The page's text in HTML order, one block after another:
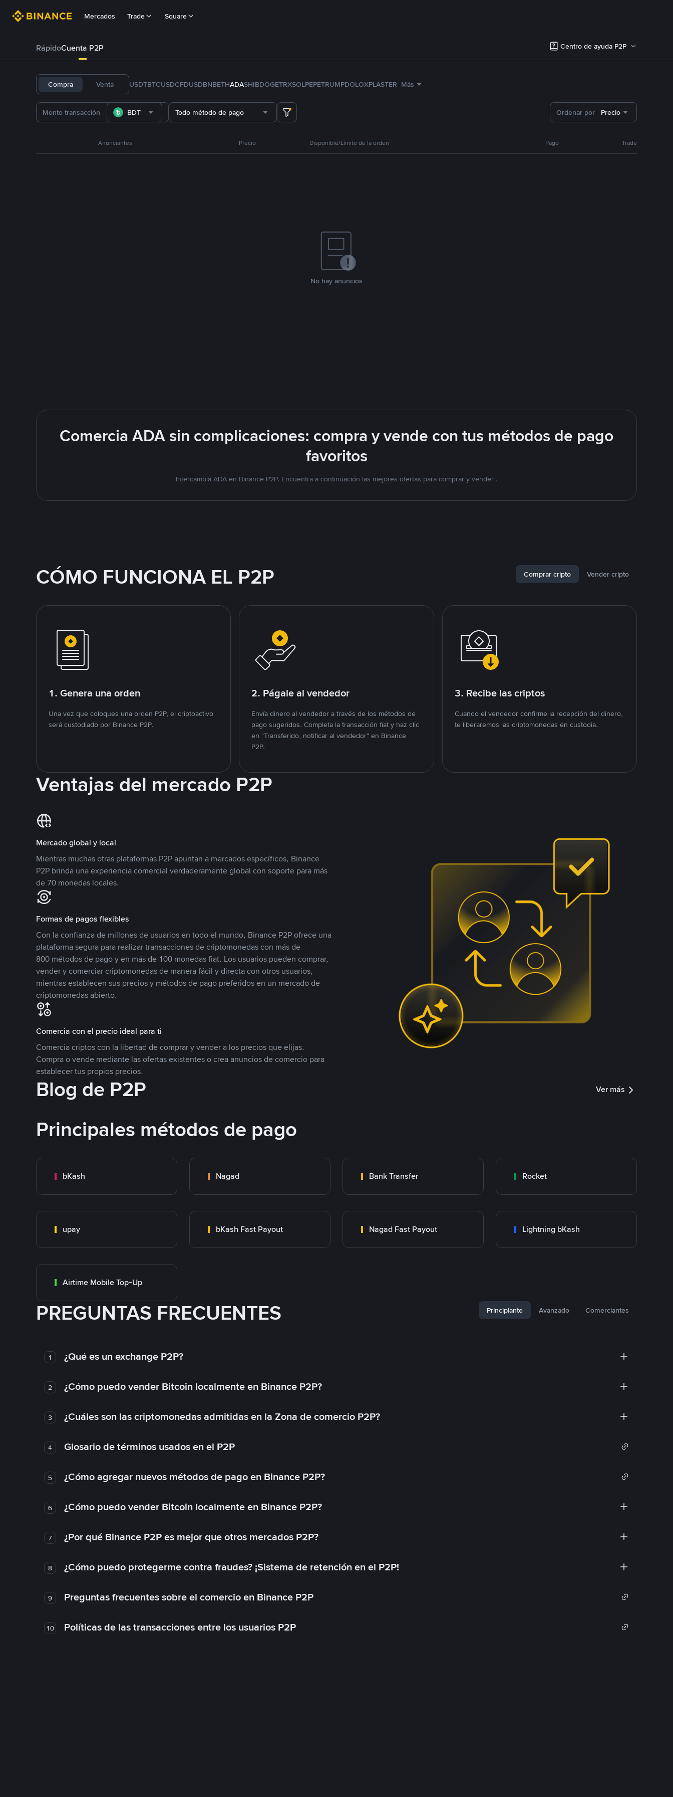
Mercados Trade Square
RápidoCuenta P2P Centro de ayuda P2P
Compra Venta USDTBTCUSDCFDUSDBNBETHADASHIBDOGETRXSOLPEPETRUMPDOLOXPLASTER Más
BDT Todo método de pago Ordenar por Precio
Anunciantes Precio Disponible/Límite de la orden Pago Trade
No hay anuncios
Comercia ADA sin complicaciones: compra y vende con tus métodos de pago
favoritos
Intercambia ADA en Binance P2P. Encuentra a continuación las mejores ofertas para comprar y vender .
CÓMO FUNCIONA EL P2P Comprar cripto Vender cripto
1. Genera una orden
Una vez que coloques una orden P2P, el criptoactivo
será custodiado por Binance P2P.
2. Págale al vendedor
Envía dinero al vendedor a través de los métodos de
pago sugeridos. Completa la transacción fiat y haz clic
en "Transferido, notificar al vendedor" en Binance
P2P.
3. Recibe las criptos
Cuando el vendedor confirme la recepción del dinero,
te liberaremos las criptomonedas en custodia.
Ventajas del mercado P2P
Mercado global y local
Mientras muchas otras plataformas P2P apuntan a mercados específicos, Binance
P2P brinda una experiencia comercial verdaderamente global con soporte para más
de 70 monedas locales.
Formas de pagos flexibles
Con la confianza de millones de usuarios en todo el mundo, Binance P2P ofrece una
plataforma segura para realizar transacciones de criptomonedas con más de
800 métodos de pago y en más de 100 monedas fiat. Los usuarios pueden comprar,
vender y comerciar criptomonedas de manera fácil y directa con otros usuarios,
mientras establecen sus precios y métodos de pago preferidos en un mercado de
criptomonedas abierto.
Comercia con el precio ideal para ti
Comercia criptos con la libertad de comprar y vender a los precios que elijas.
Compra o vende mediante las ofertas existentes o crea anuncios de comercio para
establecer tus propios precios.
Blog de P2P Ver más
Principales métodos de pago
bKash Nagad Bank Transfer Rocket
upay bKash Fast Payout Nagad Fast Payout Lightning bKash
Airtime Mobile Top-Up
PREGUNTAS FRECUENTES Principiante Avanzado Comerciantes
1 ¿Qué es un exchange P2P?
2 ¿Cómo puedo vender Bitcoin localmente en Binance P2P?
3 ¿Cuáles son las criptomonedas admitidas en la Zona de comercio P2P?
4 Glosario de términos usados en el P2P
5 ¿Cómo agregar nuevos métodos de pago en Binance P2P?
6 ¿Cómo puedo vender Bitcoin localmente en Binance P2P?
7 ¿Por qué Binance P2P es mejor que otros mercados P2P?
8 ¿Cómo puedo protegerme contra fraudes? ¡Sistema de retención en el P2P!
9 Preguntas frecuentes sobre el comercio en Binance P2P
10 Políticas de las transacciones entre los usuarios P2P